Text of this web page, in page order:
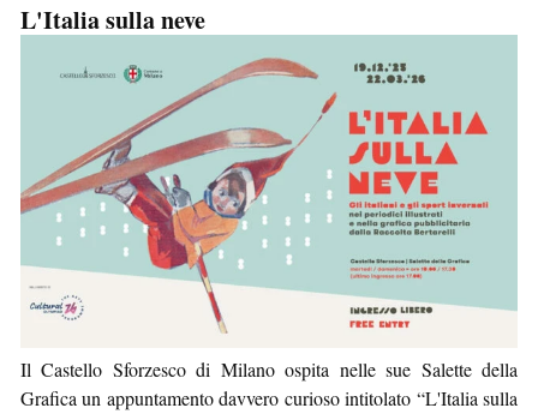
L'Italia sulla neve
Il Castello Sforzesco di Milano ospita nelle sue Salette della
Grafica un appuntamento davvero curioso intitolato “L'Italia sulla